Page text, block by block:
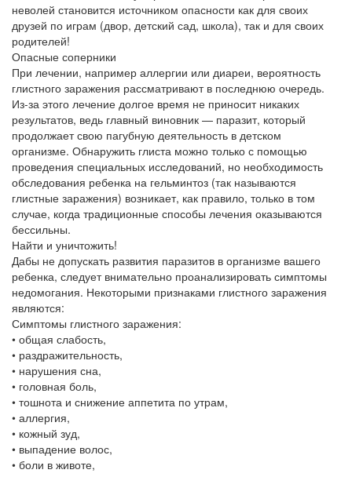
неволей становится источником опасности как для своих
друзей по играм (двор, детский сад, школа), так и для своих
родителей!
Опасные соперники
При лечении, например аллергии или диареи, вероятность
глистного заражения рассматривают в последнюю очередь.
Из-за этого лечение долгое время не приносит никаких
результатов, ведь главный виновник — паразит, который
продолжает свою пагубную деятельность в детском
организме. Обнаружить глиста можно только с помощью
проведения специальных исследований, но необходимость
обследования ребенка на гельминтоз (так называются
глистные заражения) возникает, как правило, только в том
случае, когда традиционные способы лечения оказываются
бессильны.
Найти и уничтожить!
Дабы не допускать развития паразитов в организме вашего
ребенка, следует внимательно проанализировать симптомы
недомогания. Некоторыми признаками глистного заражения
являются:
Симптомы глистного заражения:
• общая слабость,
• раздражительность,
• нарушения сна,
• головная боль,
• тошнота и снижение аппетита по утрам,
• аллергия,
• кожный зуд,
• выпадение волос,
• боли в животе,